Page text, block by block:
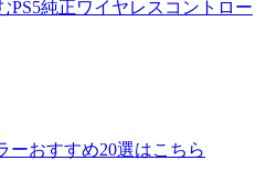
PS5純正ワイヤレスコントロー
ーおすすめ20選はこちら